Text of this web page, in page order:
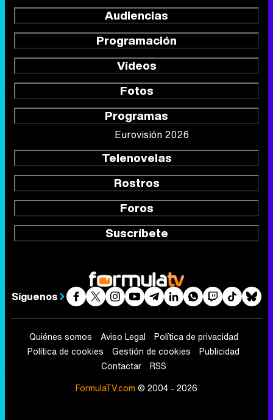
Audiencias
Programación
Vídeos
Fotos
Programas
Eurovisión 2026
Telenovelas
Rostros
Foros
Suscríbete
Síguenos
Quiénes somos Aviso Legal
Política de privacidad
Política de cookies
Gestión de cookies
Publicidad
Contactar
RSS
FormulaTV.com © 2004 - 2026